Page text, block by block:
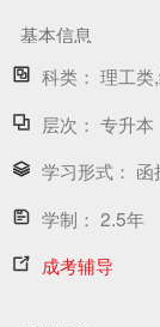
基本信息
科类： 理工类
层次： 专升本
学习形式： 函
学制： 2.5年
成考辅导